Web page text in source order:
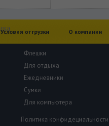
Условия отгрузки О компании
Флешки
Для отдыха
Ежедневники
Сумки
Для компьютера
Политика конфидециальности